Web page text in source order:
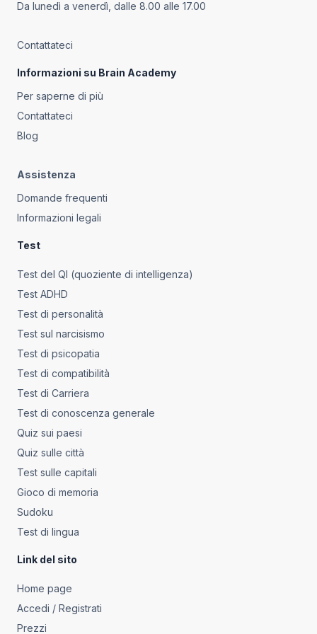
Da lunedì a venerdì, dalle 8.00 alle 17.00
Contattateci
Informazioni su Brain Academy
Per saperne di più
Contattateci
Blog
Assistenza
Domande frequenti
Informazioni legali
Test
Test del QI (quoziente di intelligenza)
Test ADHD
Test di personalità
Test sul narcisismo
Test di psicopatia
Test di compatibilità
Test di Carriera
Test di conoscenza generale
Quiz sui paesi
Quiz sulle città
Test sulle capitali
Gioco di memoria
Sudoku
Test di lingua
Link del sito
Home page
Accedi / Registrati
Prezzi